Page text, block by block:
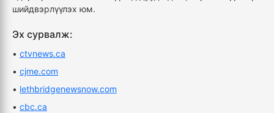
шийдвэрлүүлэх юм.
Эх сурвалж:
• ctvnews.ca
• cjme.com
• lethbridgenewsnow.com
• cbc.ca